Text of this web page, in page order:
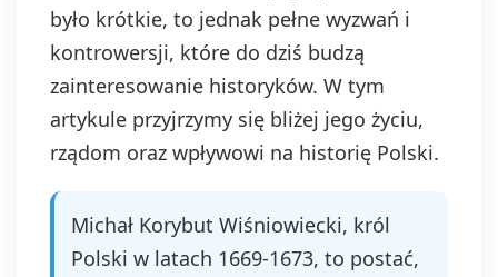
było krótkie, to jednak pełne wyzwań i
kontrowersji, które do dziś budzą
zainteresowanie historyków. W tym
artykule przyjrzymy się bliżej jego życiu,
rządom oraz wpływowi na historię Polski.
Michał Korybut Wiśniowiecki, król
Polski w latach 1669-1673, to postać,